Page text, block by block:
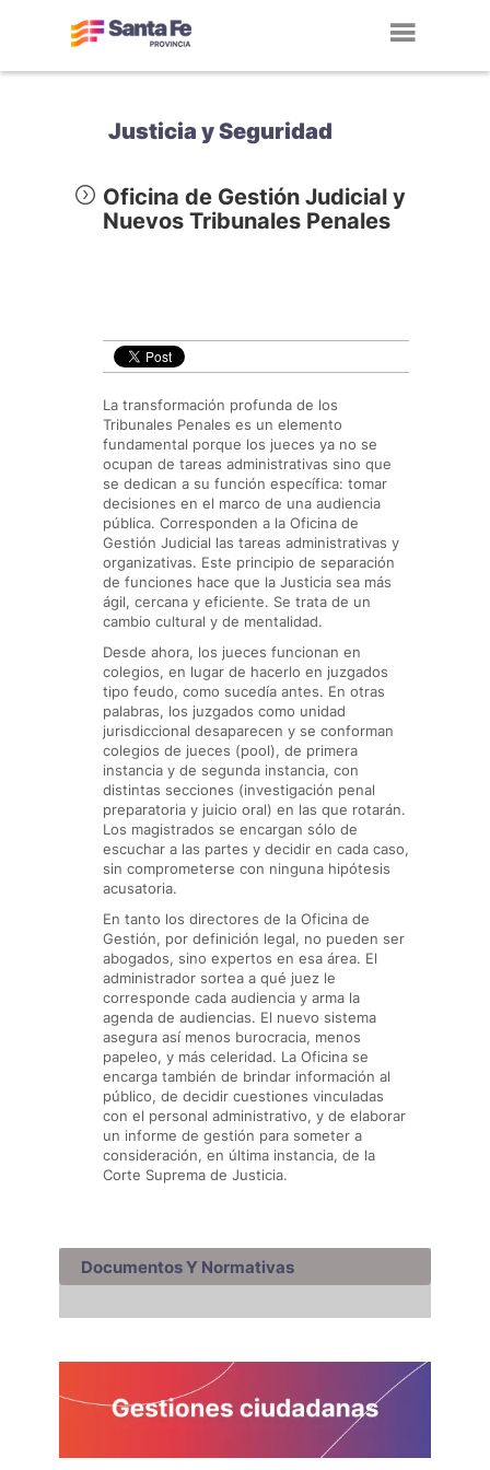
Justicia y Seguridad
Oficina de Gestión Judicial y
Nuevos Tribunales Penales
La transformación profunda de los
Tribunales Penales es un elemento
fundamental porque los jueces ya no se
ocupan de tareas administrativas sino que
se dedican a su función específica: tomar
decisiones en el marco de una audiencia
pública. Corresponden a la Oficina de
Gestión Judicial las tareas administrativas y
organizativas. Este principio de separación
de funciones hace que la Justicia sea más
ágil, cercana y eficiente. Se trata de un
cambio cultural y de mentalidad.
Desde ahora, los jueces funcionan en
colegios, en lugar de hacerlo en juzgados
tipo feudo, como sucedía antes. En otras
palabras, los juzgados como unidad
jurisdiccional desaparecen y se conforman
colegios de jueces (pool), de primera
instancia y de segunda instancia, con
distintas secciones (investigación penal
preparatoria y juicio oral) en las que rotarán.
Los magistrados se encargan sólo de
escuchar a las partes y decidir en cada caso,
sin comprometerse con ninguna hipótesis
acusatoria.
En tanto los directores de la Oficina de
Gestión, por definición legal, no pueden ser
abogados, sino expertos en esa área. El
administrador sortea a qué juez le
corresponde cada audiencia y arma la
agenda de audiencias. El nuevo sistema
asegura así menos burocracia, menos
papeleo, y más celeridad. La Oficina se
encarga también de brindar información al
público, de decidir cuestiones vinculadas
con el personal administrativo, y de elaborar
un informe de gestión para someter a
consideración, en última instancia, de la
Corte Suprema de Justicia.
Documentos Y Normativas